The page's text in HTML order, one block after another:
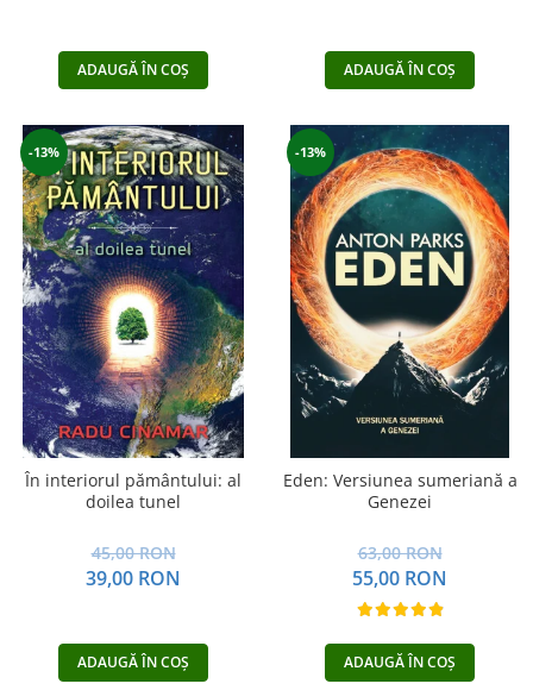
ADAUGĂ ÎN COȘ ADAUGĂ ÎN COȘ
-13%
În interiorul pământului: al
doilea tunel
45,00 RON
39,00 RON
ADAUGĂ ÎN COȘ
-13%
Eden: Versiunea sumeriană a
Genezei
63,00 RON
55,00 RON
ADAUGĂ ÎN COȘ